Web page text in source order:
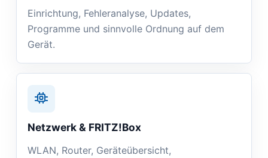
Einrichtung, Fehleranalyse, Updates,
Programme und sinnvolle Ordnung auf dem
Gerät.
Netzwerk & FRITZ!Box
WLAN, Router, Geräteübersicht,